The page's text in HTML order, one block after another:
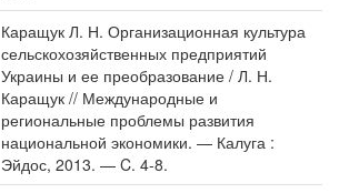
Каращук Л. Н. Организационная культура
сельскохозяйственных предприятий
Украины и ее преобразование / Л. Н.
Каращук // Международные и
региональные проблемы развития
национальной экономики. — Калуга :
Эйдос, 2013. — C. 4-8.